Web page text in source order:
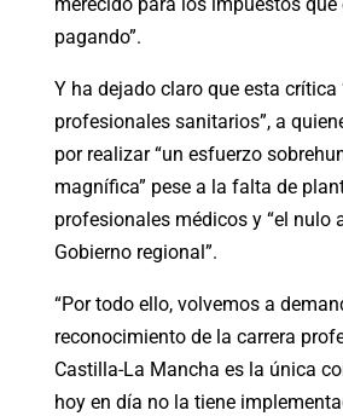
pagando”.
Y ha dejado claro que esta crítica
profesionales sanitarios”, a
por realizar “un esfuerzo
magnífica” pese a la falta de
profesionales médicos y “el nulo
Gobierno regional”.
“Por todo ello, volvemos a
reconocimiento de la carrera
Castilla-La Mancha es la única
hoy en día no la tiene